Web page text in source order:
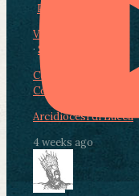
Photo
View on Facebook
· Share
Condividi su Facebook
Condividi su LinkedIn
Arcidiocesi di Lucca
4 weeks ago